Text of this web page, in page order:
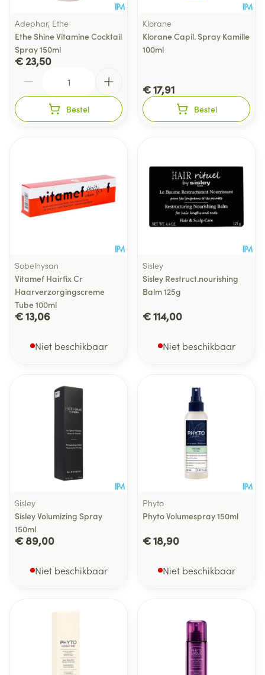
Adephar, Ethe
Ethe Shine Vitamine Cocktail
Spray 150ml
€ 23,50
Bestel
Klorane
Klorane Capil. Spray Kamille
100ml
€ 17,91
Bestel
Sobelhysan
Vitamef Hairfix Cr
Haarverzorgingscreme
Tube 100ml
€ 13,06
Niet beschikbaar
Sisley
Sisley Restruct.nourishing
Balm 125g
€ 114,00
Niet beschikbaar
Sisley
Sisley Volumizing Spray
150ml
€ 89,00
Niet beschikbaar
Phyto
Phyto Volumespray 150ml
€ 18,90
Niet beschikbaar